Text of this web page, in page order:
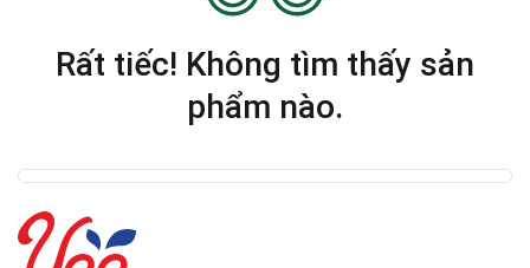
Rất tiếc! Không tìm thấy sản
phẩm nào.